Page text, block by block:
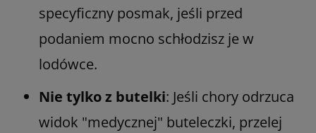
specyficzny posmak, jeśli przed
podaniem mocno schłodzisz je w
lodówce.
Nie tylko z butelki: Jeśli chory odrzuca
widok "medycznej" buteleczki, przelej